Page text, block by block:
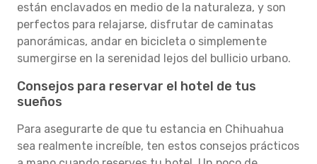
están enclavados en medio de la naturaleza, y son
perfectos para relajarse, disfrutar de caminatas
panorámicas, andar en bicicleta o simplemente
sumergirse en la serenidad lejos del bullicio urbano.
Consejos para reservar el hotel de tus
sueños
Para asegurarte de que tu estancia en Chihuahua
sea realmente increíble, ten estos consejos prácticos